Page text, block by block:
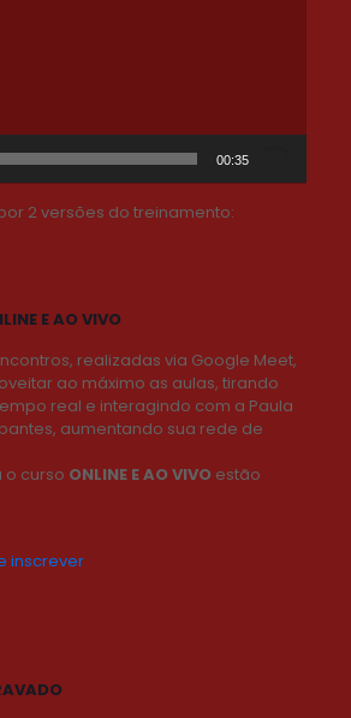
00:35
2 versões do treinamento:
E AO VIVO
realizadas via Google Meet,
ao máximo as aulas, tirando
real e interagindo com a Paula
aumentando sua rede de
o curso ONLINE E AO VIVO estão
inscrever